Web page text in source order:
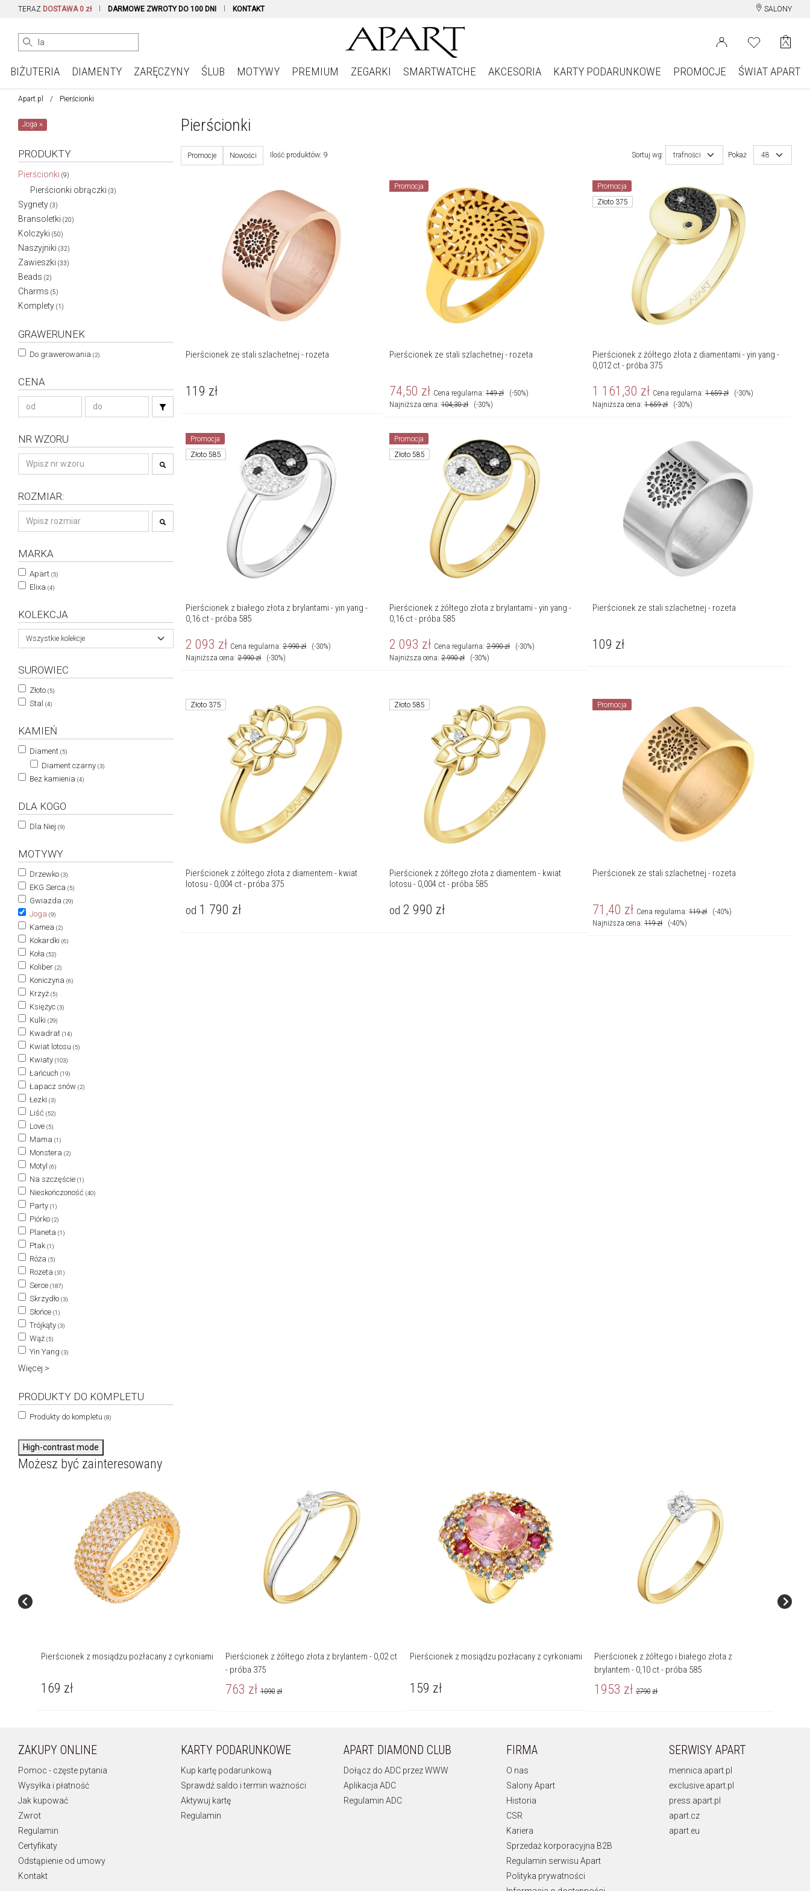
TERAZ DOSTAWA 0 zł DARMOWE ZWROTY DO 100 DNI KONTAKT SALONY
BIŻUTERIA DIAMENTY ZARĘCZYNY ŚLUB MOTYWY PREMIUM ZEGARKI SMARTWATCHE AKCESORIA KARTY PODARUNKOWE PROMOCJE ŚWIAT APART
Apart.pl Pierścionki
Joga×
PRODUKTY
Pierścionki (9)
Pierścionki obrączki (3)
Sygnety (3)
Bransoletki (20)
Kolczyki (50)
Naszyjniki (32)
Zawieszki (33)
Beads (2)
Charms (5)
Komplety (1)
GRAWERUNEK
Do grawerowania (2)
CENA
NR WZORU
ROZMIAR:
MARKA
Apart (5)
Elixa (4)
KOLEKCJA
Wszystkie kolekcje
SUROWIEC
Złoto (5)
Stal (4)
KAMIEŃ
Diament (5)
Diament czarny (3)
Bez kamienia (4)
DLA KOGO
Dla Niej (9)
MOTYWY
Drzewko (3)
EKG Serca (5)
Gwiazda (29)
Joga (9)
Kamea (2)
Kokardki (6)
Koła (52)
Koliber (2)
Koniczyna (6)
Krzyż (5)
Księżyc (3)
Kulki (29)
Kwadrat (14)
Kwiat lotosu (5)
Kwiaty (103)
Łańcuch (19)
Łapacz snów (2)
Łezki (3)
Liść (52)
Love (5)
Mama (1)
Monstera (2)
Motyl (6)
Na szczęście (1)
Nieskończoność (40)
Party (1)
Piórko (2)
Planeta (1)
Ptak (1)
Róża (5)
Rozeta (31)
Serce (187)
Skrzydło (3)
Słońce (1)
Trójkąty (3)
Wąż (5)
Yin Yang (3)
Więcej >
PRODUKTY DO KOMPLETU
Produkty do kompletu (8)
Pierścionki
Sortuj wg: trafności Pokaż 48
Promocje Nowości Ilość produktów: 9
Pierścionek ze stali szlachetnej - rozeta
119 zł
Promocja
Pierścionek ze stali szlachetnej - rozeta
74,50 zł Cena regularna:149 zł
(-50%)
Najniższa cena:104,30 zł (-30%)
Promocja
Złoto 375
Pierścionek z żółtego złota z diamentami - yin yang -
0,012 ct - próba 375
1 161,30 zł Cena regularna:1 659 zł
(-30%)
Najniższa cena:1 659 zł (-30%)
Promocja
Złoto 585
Pierścionek z białego złota z brylantami - yin yang -
0,16 ct - próba 585
2 093 zł Cena regularna:2 990 zł
(-30%)
Najniższa cena:2 990 zł (-30%)
Promocja
Złoto 585
Pierścionek z żółtego złota z brylantami - yin yang -
0,16 ct - próba 585
2 093 zł Cena regularna:2 990 zł
(-30%)
Najniższa cena:2 990 zł (-30%)
Pierścionek ze stali szlachetnej - rozeta
109 zł
Złoto 375
Pierścionek z żółtego złota z diamentem - kwiat
lotosu - 0,004 ct - próba 375
od 1 790 zł
Złoto 585
Pierścionek z żółtego złota z diamentem - kwiat
lotosu - 0,004 ct - próba 585
od 2 990 zł
Promocja
Pierścionek ze stali szlachetnej - rozeta
71,40 zł Cena regularna:119 zł
(-40%)
Najniższa cena:119 zł (-40%)
High-contrast mode
Możesz być zainteresowany
Pierścionek z mosiądzu pozłacany z cyrkoniami
169 zł
Pierścionek z żółtego złota z brylantem - 0,02 ct
- próba 375
763 zł 1090 zł
Pierścionek z mosiądzu pozłacany z cyrkoniami
159 zł
Pierścionek z żółtego i białego złota z
brylantem - 0,10 ct - próba 585
1953 zł 2790 zł
ZAKUPY ONLINE
Pomoc - częste pytania
Wysyłka i płatność
Jak kupować
Zwrot
Regulamin
Certyfikaty
Odstąpienie od umowy
Kontakt
KARTY PODARUNKOWE
Kup kartę podarunkową
Sprawdź saldo i termin ważności
Aktywuj kartę
Regulamin
APART DIAMOND CLUB
Dołącz do ADC przez WWW
Aplikacja ADC
Regulamin ADC
FIRMA
O nas
Salony Apart
Historia
CSR
Kariera
Sprzedaż korporacyjna B2B
Regulamin serwisu Apart
Polityka prywatności
SERWISY APART
mennica.apart.pl
exclusive.apart.pl
press.apart.pl
apart.cz
apart.eu